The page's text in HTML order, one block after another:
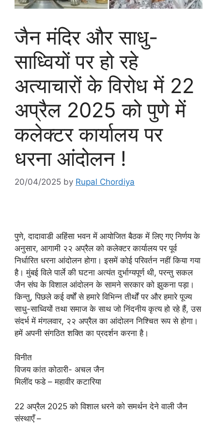
जैन मंदिर और साधु-
साध्वियों पर हो रहे
अत्याचारों के विरोध में 22
अप्रैल 2025 को पुणे में
कलेक्टर कार्यालय पर
धरना आंदोलन !
20/04/2025 by Rupal Chordiya
पुणे, दादावाडी अहिंसा भवन में आयोजित बैठक में लिए गए निर्णय के
अनुसार, आगामी २२ अप्रैल को कलेक्टर कार्यालय पर पूर्व
निर्धारित धरना आंदोलन होगा। इसमें कोई परिवर्तन नहीं किया गया
है। मुंबई विले पार्ले की घटना अत्यंत दुर्भाग्यपूर्ण थी, परन्तु सकल
जैन संघ के विशाल आंदोलन के सामने सरकार को झुकना पड़ा।
किन्तु, पिछले कई वर्षों से हमारे विभिन्न तीर्थों पर और हमारे पूज्य
साधु-साध्वियों तथा समाज के साथ जो निंदनीय कृत्य हो रहे हैं, उस
संदर्भ में मंगलवार, २२ अप्रैल का आंदोलन निश्चित रूप से होगा।
हमें अपनी संगठित शक्ति का प्रदर्शन करना है।
विनीत
विजय कांत कोठारी- अचल जैन
मिलींद फडे – महावीर कटारिया
22 अप्रैल 2025 को विशाल धरने को समर्थन देने वाली जैन
संस्थाएँ –